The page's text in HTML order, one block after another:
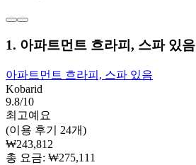
1. 아파트먼트 흐라피, 스파 있음
아파트먼트 흐라피, 스파 있음
Kobarid
9.8/10
최고예요
(이용 후기 24개)
₩243,812
총 요금: ₩275,111